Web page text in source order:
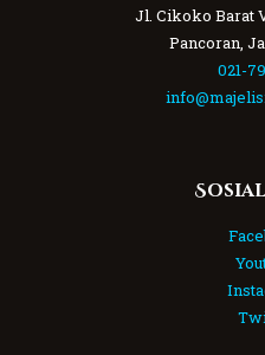
Jl. Cikoko Barat
Pancoran,
021-